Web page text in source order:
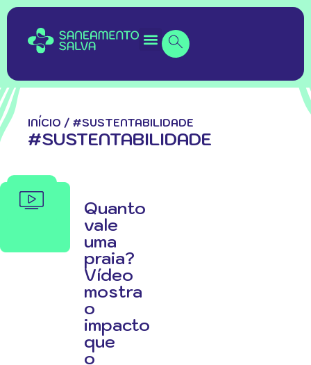
INÍCIO / #SUSTENTABILIDADE
#SUSTENTABILIDADE
Quanto
vale
uma
praia?
Vídeo
mostra
o
impacto
que
o